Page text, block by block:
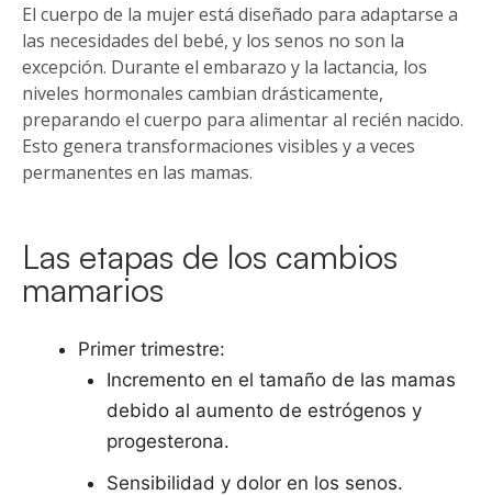
El cuerpo de la mujer está diseñado para adaptarse a
las necesidades del bebé, y los senos no son la
excepción. Durante el embarazo y la lactancia, los
niveles hormonales cambian drásticamente,
preparando el cuerpo para alimentar al recién nacido.
Esto genera transformaciones visibles y a veces
permanentes en las mamas.
Las etapas de los cambios
mamarios
Primer trimestre:
Incremento en el tamaño de las mamas
debido al aumento de estrógenos y
progesterona.
Sensibilidad y dolor en los senos.